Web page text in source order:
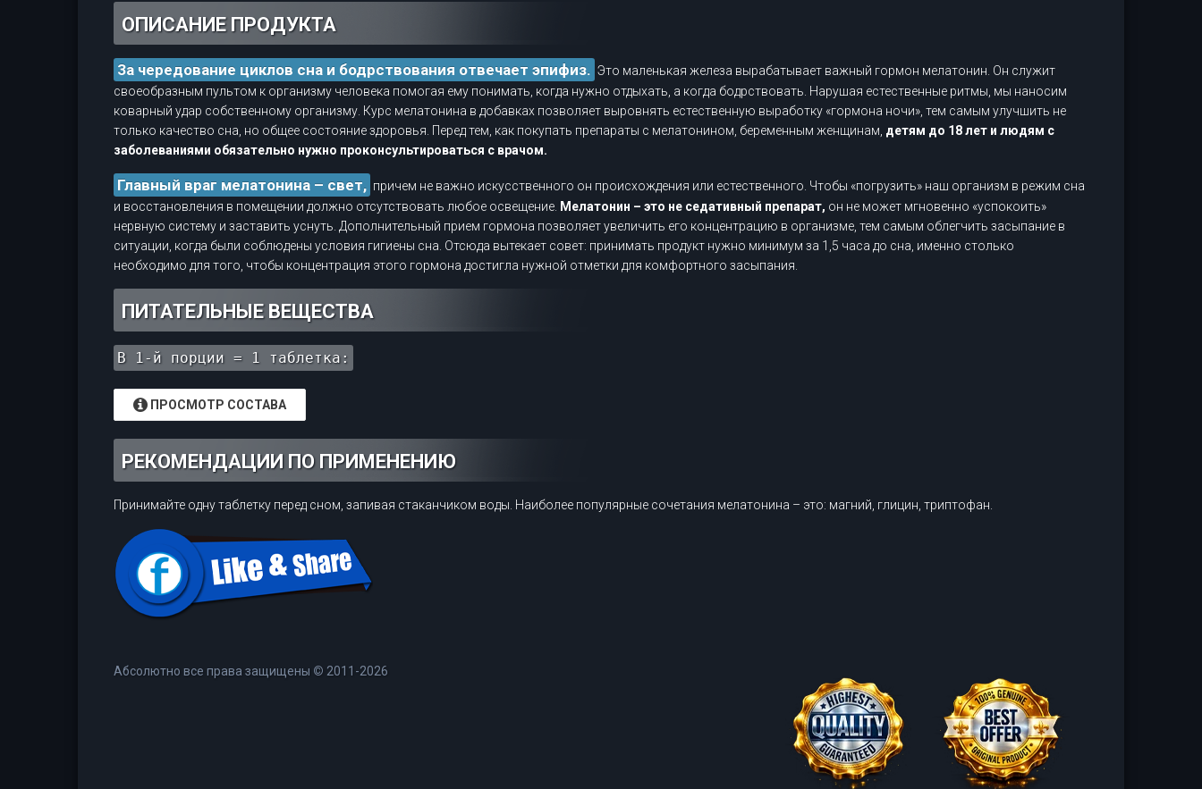
ОПИСАНИЕ ПРОДУКТА
За чередование циклов сна и бодрствования отвечает эпифиз. Это маленькая железа вырабатывает важный гормон мелатонин. Он служит
своеобразным пультом к организму человека помогая ему понимать, когда нужно отдыхать, а когда бодрствовать. Нарушая естественные ритмы, мы наносим
коварный удар собственному организму. Курс мелатонина в добавках позволяет выровнять естественную выработку «гормона ночи», тем самым улучшить не
только качество сна, но общее состояние здоровья. Перед тем, как покупать препараты с мелатонином, беременным женщинам, детям до 18 лет и людям с
заболеваниями обязательно нужно проконсультироваться с врачом.
Главный враг мелатонина – свет, причем не важно искусственного он происхождения или естественного. Чтобы «погрузить» наш организм в режим сна
и восстановления в помещении должно отсутствовать любое освещение. Мелатонин – это не седативный препарат, он не может мгновенно «успокоить»
нервную систему и заставить уснуть. Дополнительный прием гормона позволяет увеличить его концентрацию в организме, тем самым облегчить засыпание в
ситуации, когда были соблюдены условия гигиены сна. Отсюда вытекает совет: принимать продукт нужно минимум за 1,5 часа до сна, именно столько
необходимо для того, чтобы концентрация этого гормона достигла нужной отметки для комфортного засыпания.
ПИТАТЕЛЬНЫЕ ВЕЩЕСТВА
В 1-й порции = 1 таблетка:
ПРОСМОТР СОСТАВА
РЕКОМЕНДАЦИИ ПО ПРИМЕНЕНИЮ
Принимайте одну таблетку перед сном, запивая стаканчиком воды. Наиболее популярные сочетания мелатонина – это: магний, глицин, триптофан.
Абсолютно все права защищены © 2011-2026